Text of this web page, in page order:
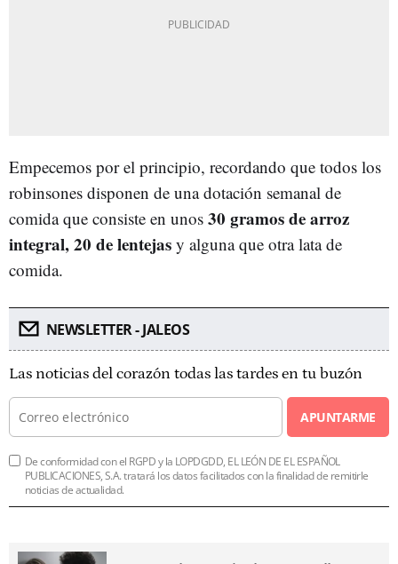
Empecemos por el principio, recordando que todos los
robinsones disponen de una dotación semanal de
comida que consiste en unos 30 gramos de arroz
integral, 20 de lentejas y alguna que otra lata de
comida.
NEWSLETTER - JALEOS
Las noticias del corazón todas las tardes en tu buzón
APUNTARME
De conformidad con el RGPD y la LOPDGDD, EL LEÓN DE EL ESPAÑOL
PUBLICACIONES, S.A. tratará los datos facilitados con la finalidad de remitirle
noticias de actualidad.